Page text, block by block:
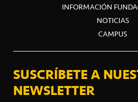
INFORMACIÓN
NOTICIAS
CAMPUS
SUSCRÍBETE A
NEWSLETTER